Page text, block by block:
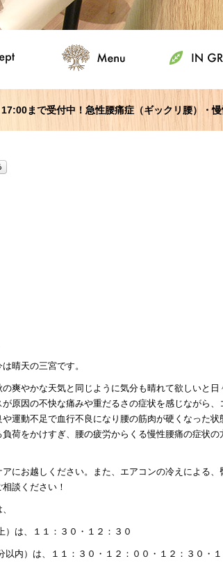
まで受付中！急性腰痛症（ギックリ腰）・
晴天の三宮です。
爽やかな天気と同じように気分も晴れて欲しいと
原因の不快な痛みや重だるさの症状を感じながら
運動不足で血行不良になり腰の筋肉が硬くなった状
荷をかけすぎ、腰の疲労からくる慢性腰痛の症状の
にお越しください。また、エアコンの冷えによる
談ください！
は、１１：３０・１２：３０
内）は、１１：３０・１２：００・１２：３０・